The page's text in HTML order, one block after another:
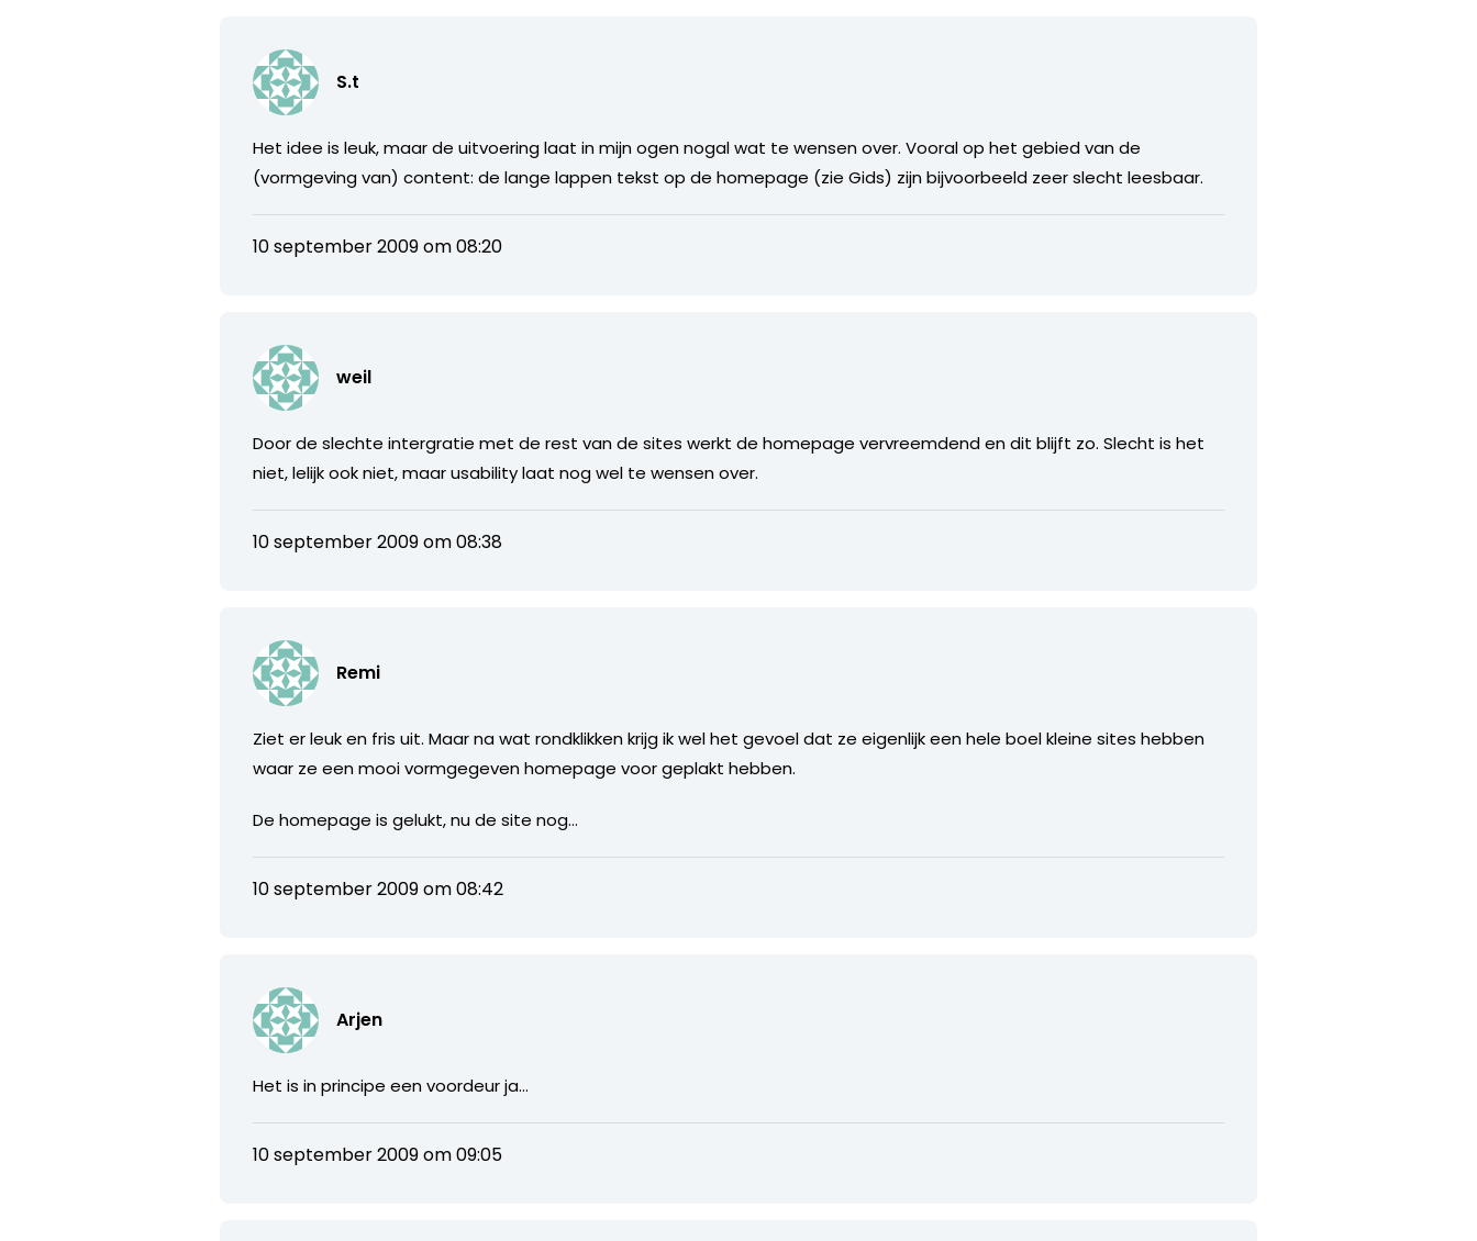
S.t
Het idee is leuk, maar de uitvoering laat in mijn ogen nogal wat te wensen over. Vooral op het gebied van de
(vormgeving van) content: de lange lappen tekst op de homepage (zie Gids) zijn bijvoorbeeld zeer slecht leesbaar.
10 september 2009 om 08:20
weil
Door de slechte intergratie met de rest van de sites werkt de homepage vervreemdend en dit blijft zo. Slecht is het
niet, lelijk ook niet, maar usability laat nog wel te wensen over.
10 september 2009 om 08:38
Remi
Ziet er leuk en fris uit. Maar na wat rondklikken krijg ik wel het gevoel dat ze eigenlijk een hele boel kleine sites hebben
waar ze een mooi vormgegeven homepage voor geplakt hebben.
De homepage is gelukt, nu de site nog…
10 september 2009 om 08:42
Arjen
Het is in principe een voordeur ja…
10 september 2009 om 09:05